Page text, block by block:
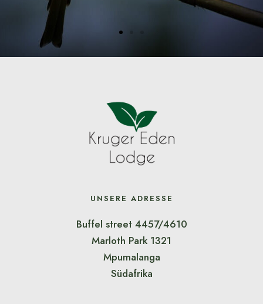
UNSERE ADRESSE
Buffel street 4457/4610
Marloth Park 1321
Mpumalanga
Südafrika